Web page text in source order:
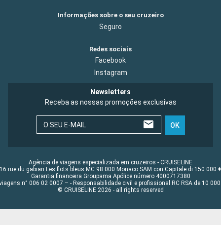
Informações sobre o seu cruzeiro
Seguro
Redes sociais
Facebook
Instagram
Newsletters
Receba as nossas promoções exclusivas
O SEU E-MAIL OK
Agência de viagens especializada em cruzeiros - CRUISELINE
16 rue du gabian Les flots bleus MC 98 000 Monaco SAM con Capitale di 150 000 €
Garantia financeira Groupama Apólice número 4000717380
n° 006 02 0007 – - Responsabilidade civil e profissional RC RSA de 10 000
© CRUISELINE 2026 - all rights reserved